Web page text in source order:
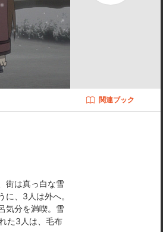
科／藤岡:柿原徹也／保坂:小野大輔
緒里／リコ:高梁碧／ユウ:大原桃
イースター) ／色彩設計:福谷直樹
ム) ／音響監督:蝦名恭範(サウンド
:スタジオ・ユニ／音楽:三澤康広／
関連ブック
街は真っ白な雪
、3人は外へ。
気分を満喫。雪
た3人は、毛布